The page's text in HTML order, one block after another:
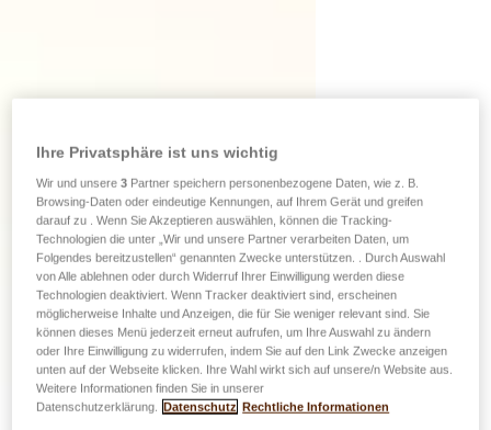
Ihre Privatsphäre ist uns wichtig
Wir und unsere3 Partner speichern personenbezogene Daten, wie z. B.
Browsing-Daten oder eindeutige Kennungen, auf Ihrem Gerät und greifen
darauf zu . Wenn Sie Akzeptieren auswählen, können die Tracking-
Technologien die unter „Wir und unsere Partner verarbeiten Daten, um
Folgendes bereitzustellen“ genannten Zwecke unterstützen. . Durch Auswahl
von Alle ablehnen oder durch Widerruf Ihrer Einwilligung werden diese
Technologien deaktiviert. Wenn Tracker deaktiviert sind, erscheinen
möglicherweise Inhalte und Anzeigen, die für Sie weniger relevant sind. Sie
können dieses Menü jederzeit erneut aufrufen, um Ihre Auswahl zu ändern
oder Ihre Einwilligung zu widerrufen, indem Sie auf den Link Zwecke anzeigen
unten auf der Webseite klicken. Ihre Wahl wirkt sich auf unsere/n Website aus.
Weitere Informationen finden Sie in unserer
Datenschutzerklärung. Datenschutz Rechtliche Informationen